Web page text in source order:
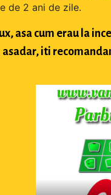
de 2 ani de zile.
asa cum erau la
iti